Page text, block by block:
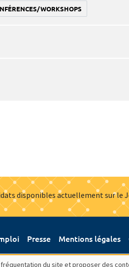
WORKSHOPS
disponibles actuellement sur le
Presse Mentions légales
du site et proposer des